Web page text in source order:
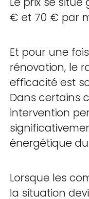
€ et 70 € par
Et pour une
rénovation, le
efficacité est
Dans certains
intervention
énergétique
Lorsque les
la situation